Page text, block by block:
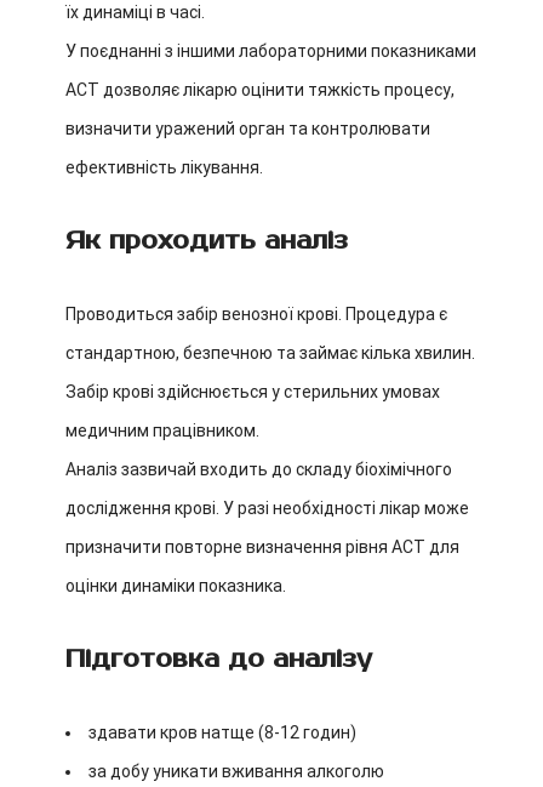
їх динаміці в часі.
У поєднанні з іншими лабораторними показниками
АСТ дозволяє лікарю оцінити тяжкість процесу,
визначити уражений орган та контролювати
ефективність лікування.
Як проходить аналіз
Проводиться забір венозної крові. Процедура є
стандартною, безпечною та займає кілька хвилин.
Забір крові здійснюється у стерильних умовах
медичним працівником.
Аналіз зазвичай входить до складу біохімічного
дослідження крові. У разі необхідності лікар може
призначити повторне визначення рівня АСТ для
оцінки динаміки показника.
Підготовка до аналізу
здавати кров натще (8-12 годин)
за добу уникати вживання алкоголю